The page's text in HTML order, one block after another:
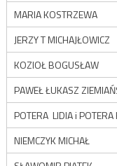
MARIA KOSTRZEWA
JERZY T MICHAJŁOWICZ
KOZIOŁ BOGUSŁAW
PAWEŁ ŁUKASZ
POTERA LIDIA i
NIEMCZYK MICHAŁ